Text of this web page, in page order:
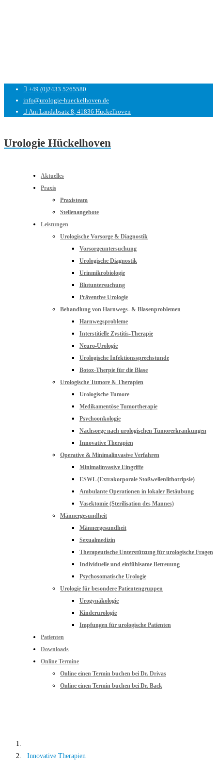
+49 (0)2433 5265580
info@urologie-hueckelhoven.de
Am Landabsatz 8, 41836 Hückelhoven
Urologie Hückelhoven
Aktuelles
Praxis
Praxisteam
Stellenangebote
Leistungen
Urologische Vorsorge & Diagnostik
Vorsorgeuntersuchung
Urologische Diagnostik
Urinmikrobiologie
Blutuntersuchung
Präventive Urologie
Behandlung von Harnwegs- & Blasenproblemen
Harnwegsprobleme
Interstitielle Zystitis-Therapie
Neuro-Urologie
Urologische Infektionssprechstunde
Botox-Therpie für die Blase
Urologische Tumore & Therapien
Urologische Tumore
Medikamentöse Tumortherapie
Psychoonkologie
Nachsorge nach urologischen Tumorerkrankungen
Innovative Therapien
Operative & Minimalinvasive Verfahren
Minimalinvasive Eingriffe
ESWL (Extrakorporale Stoßwellenlithotripsie)
Ambulante Operationen in lokaler Betäubung
Vasektomie (Sterilisation des Mannes)
Männergesundheit
Männergesundheit
Sexualmedizin
Therapeutische Unterstützung für urologische Fragen
Individuelle und einfühlsame Betreuung
Psychosomatische Urologie
Urologie für besondere Patientengruppen
Urogynäkologie
Kinderurologie
Impfungen für urologische Patienten
Patienten
Downloads
Online Termine
Online einen Termin buchen bei Dr. Drivas
Online einen Termin buchen bei Dr. Back
Innovative Therapien